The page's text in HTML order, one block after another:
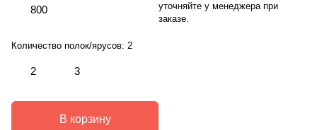
800
Количество полок/ярусов: 2
2 3
В корзину
уточняйте у менеджера при
заказе.